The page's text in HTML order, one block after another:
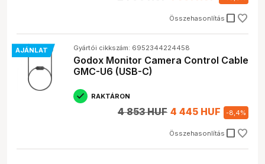
Összehasonlítás check_box_outline_blank
AJÁNLAT Gyártói cikkszám: 6952344224458
Godox Monitor Camera Control Cable
GMC-U6 (USB-C)
RAKTÁRON
Összehasonlítás check_box_outline_blank
4 853 HUF 4 445 HUF -8,4%